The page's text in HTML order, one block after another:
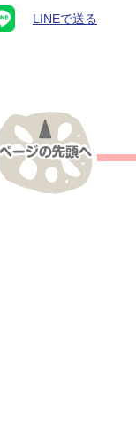
LINEで送る